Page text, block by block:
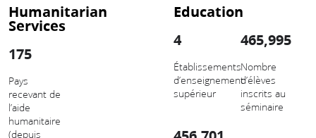
Humanitarian
Services
175
Pays
recevant de
l’aide
humanitaire
(depuis
Education
4
Établissements
d’enseignement
supérieur
465,995
Nombre
d’élèves
inscrits au
séminaire